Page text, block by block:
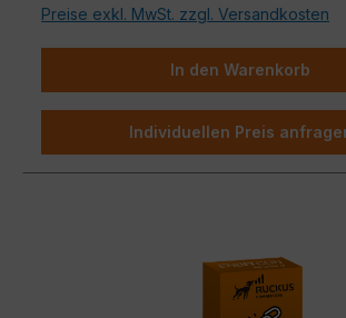
Preise exkl. MwSt. zzgl. Versandkosten
In den Warenkorb
Individuellen Preis